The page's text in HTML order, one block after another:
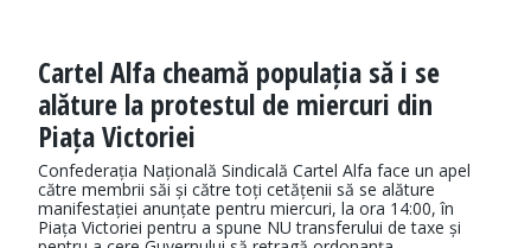
Cartel Alfa cheamă populația să i se
alăture la protestul de miercuri din
Piața Victoriei
Confederația Națională Sindicală Cartel Alfa face un apel
către membrii săi și către toți cetățenii să se alăture
manifestației anunțate pentru miercuri, la ora 14:00, în
Piața Victoriei pentru a spune NU transferului de taxe și